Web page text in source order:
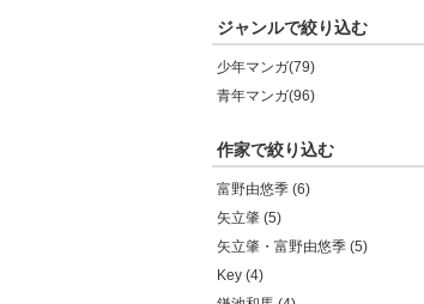
ジャンルで絞り込む
少年マンガ(79)
青年マンガ(96)
作家で絞り込む
富野由悠季 (6)
矢立肇 (5)
矢立肇・富野由悠季 (5)
Key (4)